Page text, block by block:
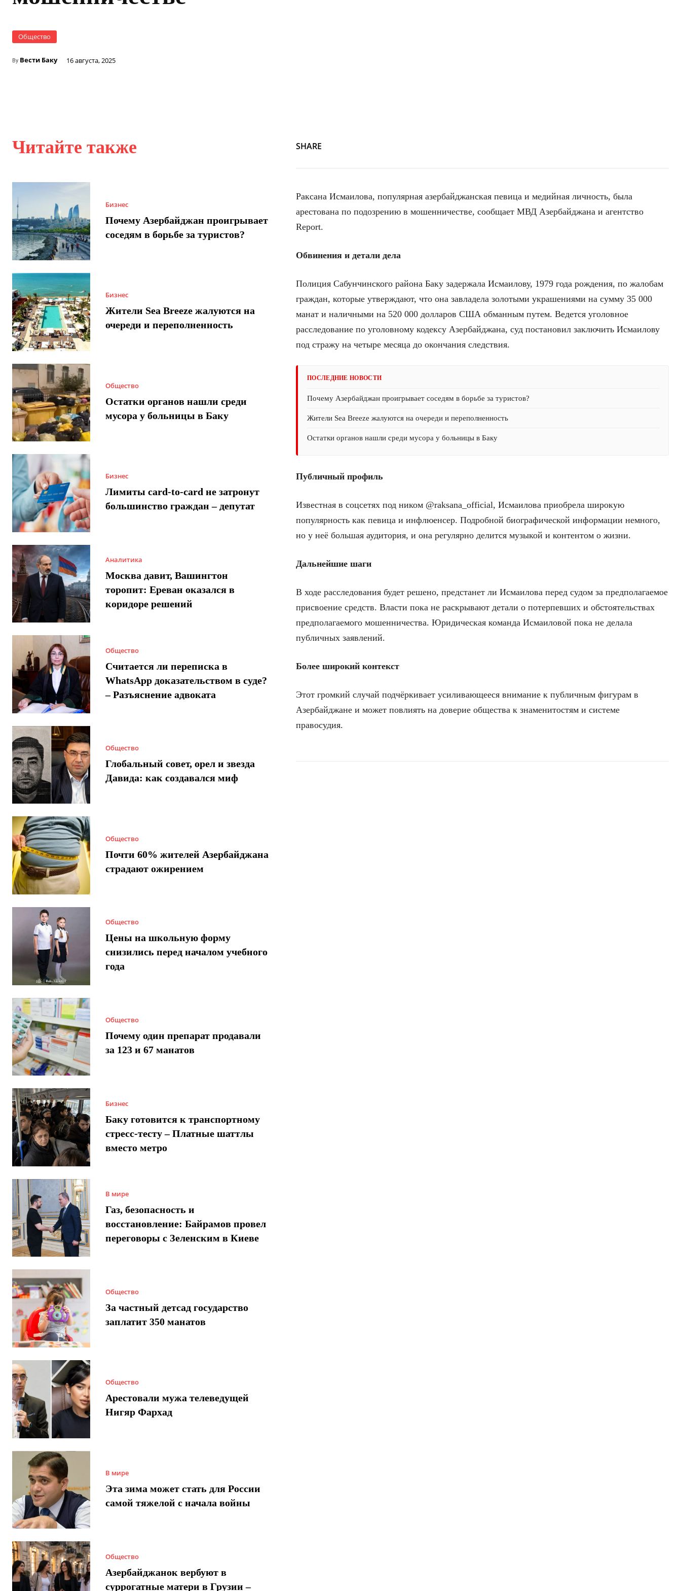
Общество
By Вести Баку 16 августа, 2025
Читайте также
Бизнес
Почему Азербайджан проигрывает
соседям в борьбе за туристов?
Бизнес
Жители Sea Breeze жалуются на
очереди и переполненность
Общество
Остатки органов нашли среди
мусора у больницы в Баку
Бизнес
Лимиты card-to-card не затронут
большинство граждан – депутат
Аналитика
Москва давит, Вашингтон
торопит: Ереван оказался в
коридоре решений
Общество
Считается ли переписка в
WhatsApp доказательством в суде?
– Разъяснение адвоката
Общество
Глобальный совет, орел и звезда
Давида: как создавался миф
Общество
Почти 60% жителей Азербайджана
страдают ожирением
Общество
Цены на школьную форму
снизились перед началом учебного
года
Общество
Почему один препарат продавали
за 123 и 67 манатов
Бизнес
Баку готовится к транспортному
стресс-тесту – Платные шаттлы
вместо метро
В мире
Газ, безопасность и
восстановление: Байрамов провел
переговоры с Зеленским в Киеве
Общество
За частный детсад государство
заплатит 350 манатов
Общество
Арестовали мужа телеведущей
Нигяр Фархад
В мире
Эта зима может стать для России
самой тяжелой с начала войны
Общество
Азербайджанок вербуют в
суррогатные матери в Грузии –
SHARE
Раксана Исмаилова, популярная азербайджанская певица и медийная личность, была
арестована по подозрению в мошенничестве, сообщает МВД Азербайджана и агентство
Report.
Обвинения и детали дела
Полиция Сабунчинского района Баку задержала Исмаилову, 1979 года рождения, по жалобам
граждан, которые утверждают, что она завладела золотыми украшениями на сумму 35 000
манат и наличными на 520 000 долларов США обманным путем. Ведется уголовное
расследование по уголовному кодексу Азербайджана, суд постановил заключить Исмаилову
под стражу на четыре месяца до окончания следствия.
ПОСЛЕДНИЕ НОВОСТИ
Почему Азербайджан проигрывает соседям в борьбе за туристов?
Жители Sea Breeze жалуются на очереди и переполненность
Остатки органов нашли среди мусора у больницы в Баку
Публичный профиль
Известная в соцсетях под ником @raksana_official, Исмаилова приобрела широкую
популярность как певица и инфлюенсер. Подробной биографической информации немного,
но у неё большая аудитория, и она регулярно делится музыкой и контентом о жизни.
Дальнейшие шаги
В ходе расследования будет решено, предстанет ли Исмаилова перед судом за предполагаемое
присвоение средств. Власти пока не раскрывают детали о потерпевших и обстоятельствах
предполагаемого мошенничества. Юридическая команда Исмаиловой пока не делала
публичных заявлений.
Более широкий контекст
Этот громкий случай подчёркивает усиливающееся внимание к публичным фигурам в
Азербайджане и может повлиять на доверие общества к знаменитостям и системе
правосудия.